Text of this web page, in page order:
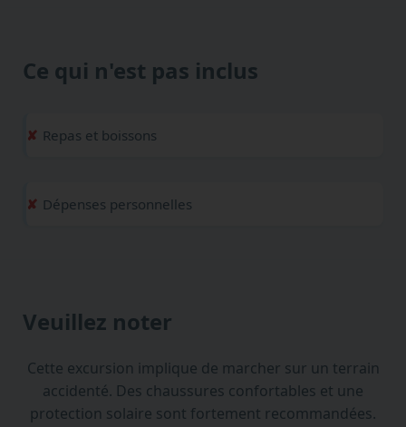
Ce qui n'est pas inclus
Repas et boissons
Dépenses personnelles
Veuillez noter
Cette excursion implique de marcher sur un terrain
accidenté. Des chaussures confortables et une
protection solaire sont fortement recommandées.